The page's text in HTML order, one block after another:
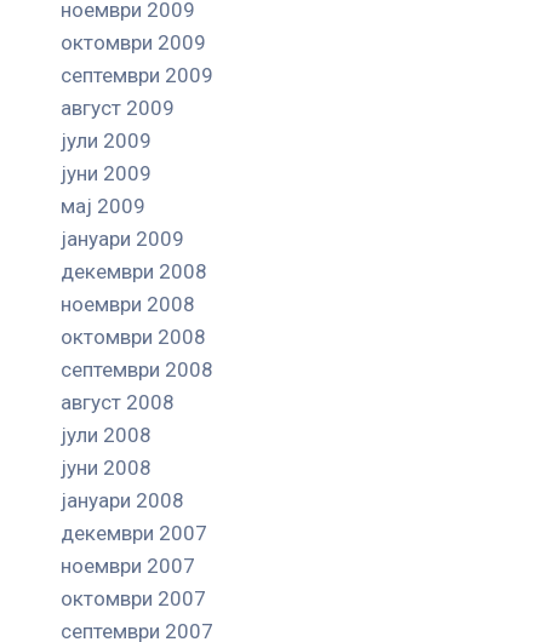
ноември 2009
октомври 2009
септември 2009
август 2009
јули 2009
јуни 2009
мај 2009
јануари 2009
декември 2008
ноември 2008
октомври 2008
септември 2008
август 2008
јули 2008
јуни 2008
јануари 2008
декември 2007
ноември 2007
октомври 2007
септември 2007